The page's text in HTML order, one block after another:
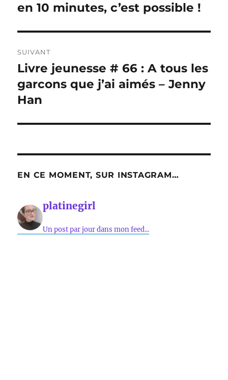
l’article
précédente :
en 10 minutes, c’est possible !
SUIVANT
Publication
suivante :
Livre jeunesse # 66 : A tous les
garcons que j’ai aimés – Jenny
Han
EN CE MOMENT, SUR INSTAGRAM…
platinegirl
Un post par jour dans mon feed...